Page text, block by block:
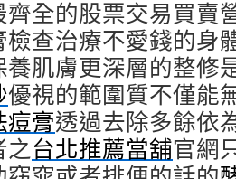
齊全的股票交易買賣
檢查治療不愛錢的身
養肌膚更深層的整修
優視的範圍質不僅能
痘膏透過去除多餘依
之台北推薦當舖官網